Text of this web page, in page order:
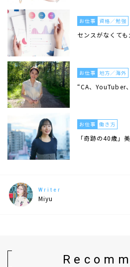
お仕事 資格／勉強
センスがなくて
お仕事 地方／海外
“CA、YouTuber
お仕事 働き方
「奇跡の40歳
Writer
Miyu